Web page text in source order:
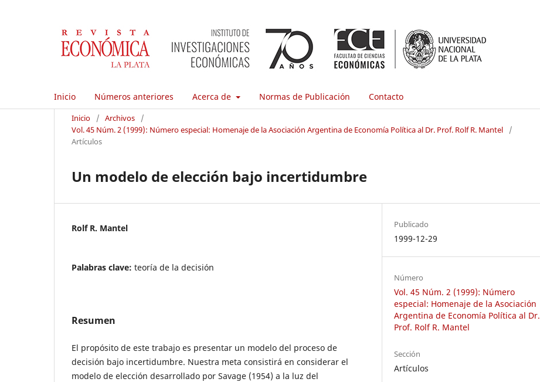
Inicio Números anteriores Acerca de Normas de Publicación Contacto
Inicio / Archivos
/
Vol. 45 Núm. 2 (1999): Número especial: Homenaje de la Asociación Argentina de Economía Política al Dr. Prof. Rolf R. Mantel
/
Artículos
Un modelo de elección bajo incertidumbre
Rolf R. Mantel
Palabras clave: teoría de la decisión
Resumen
El propósito de este trabajo es presentar un modelo del proceso de
decisión bajo incertidumbre. Nuestra meta consistirá en considerar el
modelo de elección desarrollado por Savage (1954) a la luz del
Publicado
1999-12-29
Número
Vol. 45 Núm. 2 (1999): Número
especial: Homenaje de la Asociación
Argentina de Economía Política al Dr.
Prof. Rolf R. Mantel
Sección
Artículos